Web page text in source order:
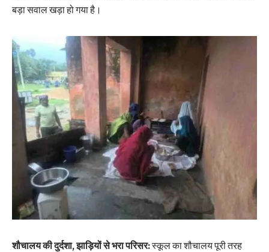
बड़ा सवाल खड़ा हो गया है।
शौचालय की दुर्दशा, झाड़ियों से भरा परिसर:स्कूल का शौचालय पूरी तरह